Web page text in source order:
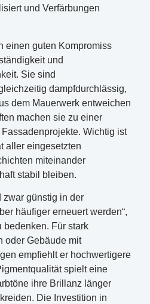
und Verfärbungen
einen guten Kompromiss
und
Sie sind
dampfdurchlässig,
dem Mauerwerk entweichen
machen sie zu einer
Wichtig ist
aller eingesetzten
miteinander
stabil bleiben.
zwar günstig in der
häufiger erneuert werden“,
bedenken. Für stark
oder Gebäude mit
empfiehlt er hochwertigere
spielt eine
ihre Brillanz länger
Die Investition in